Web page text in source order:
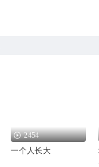
2454
一个人长大